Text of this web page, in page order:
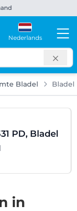
Nederlands
Bladel Bladel
PD, Bladel
in